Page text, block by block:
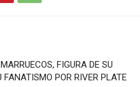
FIGURA DE SU
FANATISMO POR RIVER PLATE